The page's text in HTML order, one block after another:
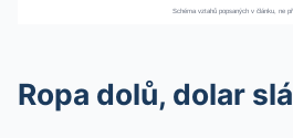
Schéma vztahů popsaných v článku, ne
Ropa dolů, dolar